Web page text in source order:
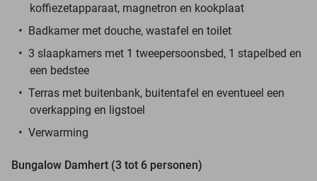
koffiezetapparaat, magnetron en kookplaat
Badkamer met douche, wastafel en toilet
3 slaapkamers met 1 tweepersoonsbed, 1 stapelbed en
een bedstee
Terras met buitenbank, buitentafel en eventueel een
overkapping en ligstoel
Verwarming
Bungalow Damhert (3 tot 6 personen)